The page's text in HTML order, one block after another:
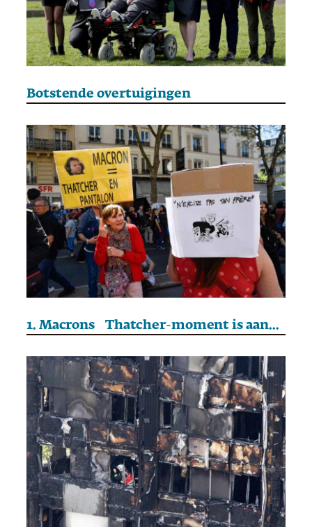
Botstende overtuigingen
1. Macrons Thatcher-moment is aangebroken